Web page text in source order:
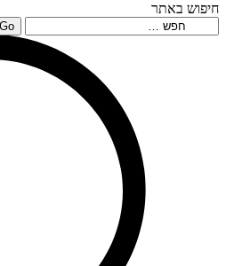
חיפוש באתר
Search: